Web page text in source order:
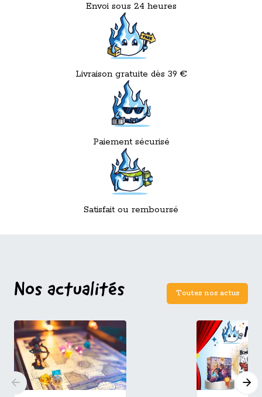
Envoi sous 24 heures
Livraison gratuite dès 39 €
Paiement sécurisé
Satisfait ou remboursé
Nos actualités Toutes nos actus